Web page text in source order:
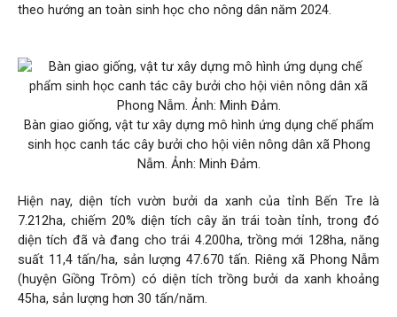
theo hướng an toàn sinh học cho nông dân năm 2024.
Bàn giao giống, vật tư xây dựng mô hình ứng dụng chế phẩm
sinh học canh tác cây bưởi cho hội viên nông dân xã Phong
Nẫm. Ảnh: Minh Đảm.
Hiện nay, diện tích vườn bưởi da xanh của tỉnh Bến Tre là
7.212ha, chiếm 20% diện tích cây ăn trái toàn tỉnh, trong đó
diện tích đã và đang cho trái 4.200ha, trồng mới 128ha, năng
suất 11,4 tấn/ha, sản lượng 47.670 tấn. Riêng xã Phong Nẫm
(huyện Giồng Trôm) có diện tích trồng bưởi da xanh khoảng
45ha, sản lượng hơn 30 tấn/năm.